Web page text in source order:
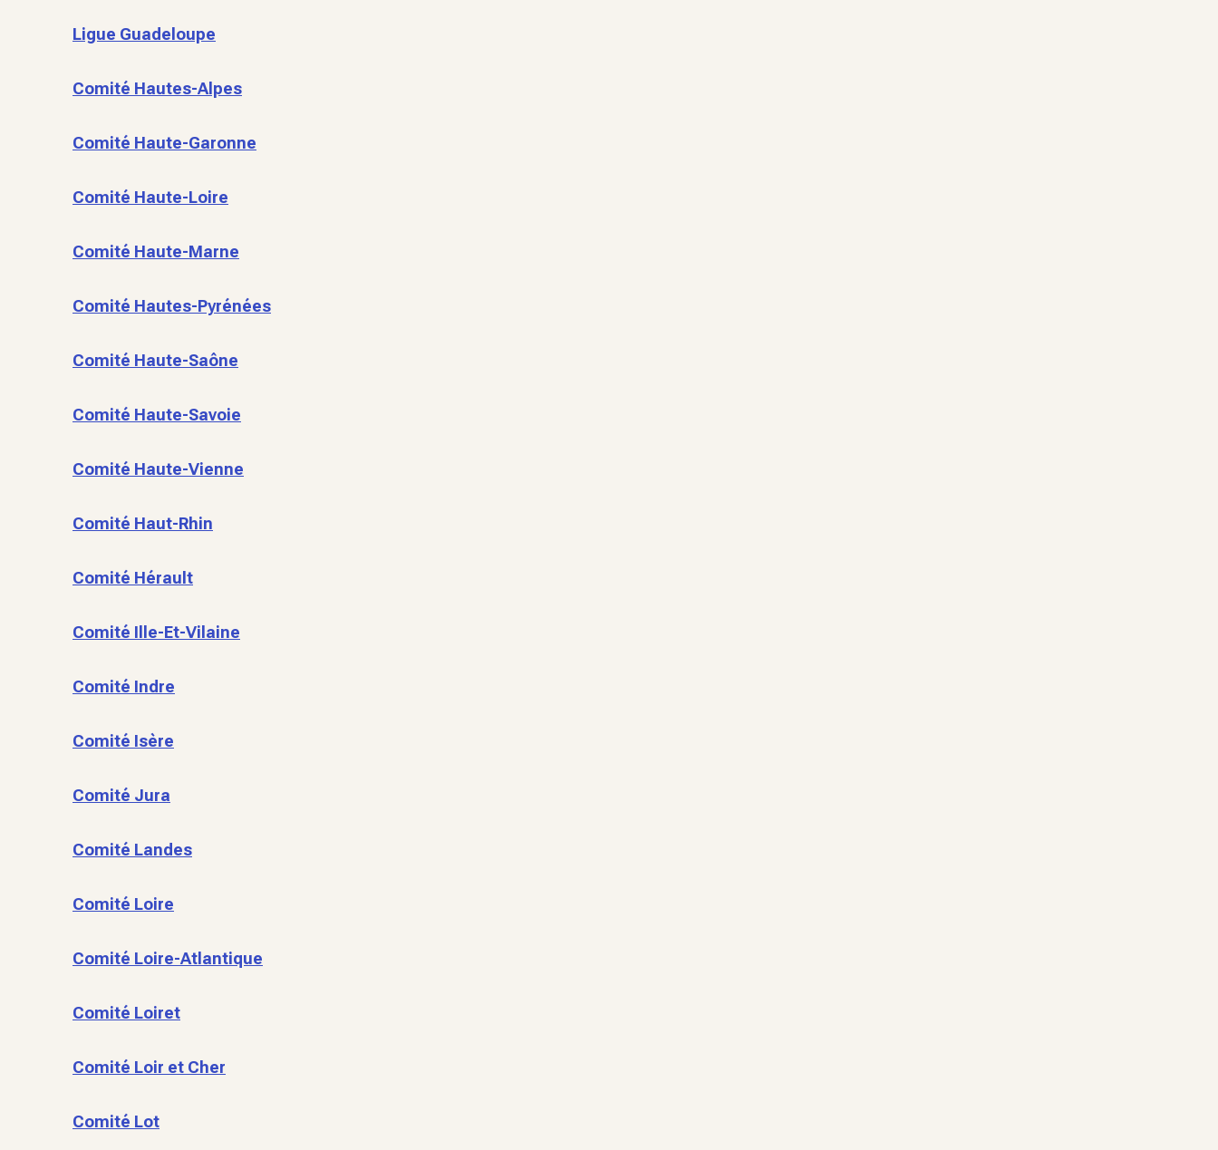
Ligue Guadeloupe
Comité Hautes-Alpes
Comité Haute-Garonne
Comité Haute-Loire
Comité Haute-Marne
Comité Hautes-Pyrénées
Comité Haute-Saône
Comité Haute-Savoie
Comité Haute-Vienne
Comité Haut-Rhin
Comité Hérault
Comité Ille-Et-Vilaine
Comité Indre
Comité Isère
Comité Jura
Comité Landes
Comité Loire
Comité Loire-Atlantique
Comité Loiret
Comité Loir et Cher
Comité Lot